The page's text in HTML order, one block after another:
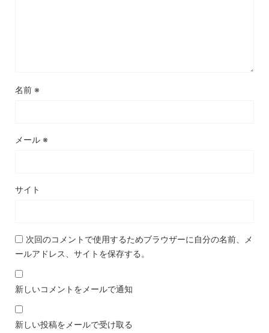
名前 ※
メール ※
サイト
次回のコメントで使用するためブラウザーに自分の名前、メ
ールアドレス、サイトを保存する。
新しいコメントをメールで通知
新しい投稿をメールで受け取る